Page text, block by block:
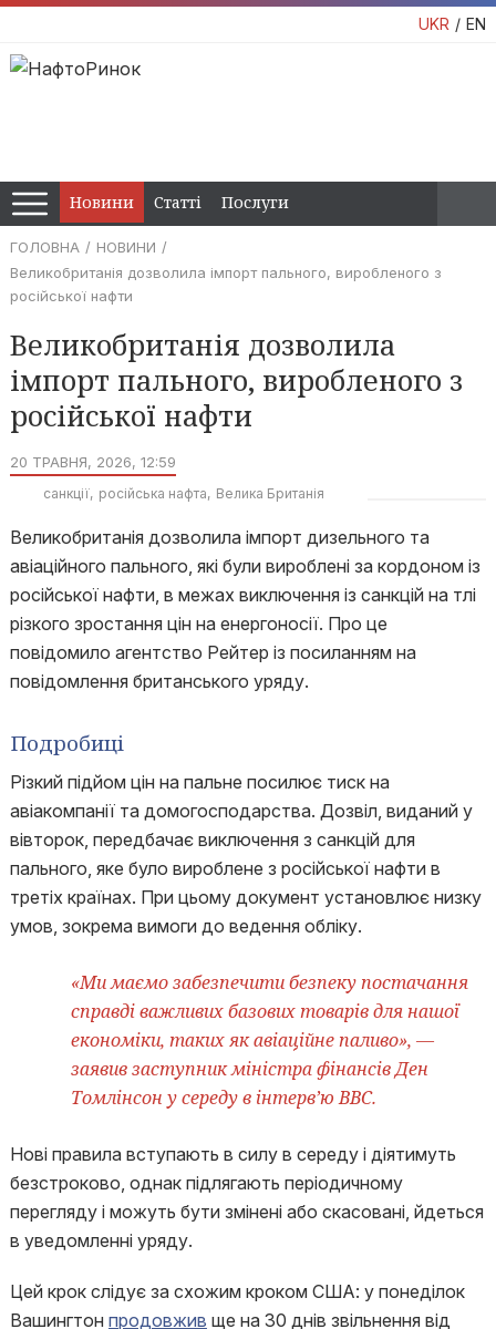
UKR EN
Новини Статті Послуги
ГОЛОВНА
НОВИНИ
Великобританія дозволила імпорт пального, виробленого з
російської нафти
Великобританія дозволила
імпорт пального, виробленого з
російської нафти
20 ТРАВНЯ, 2026, 12:59
санкції російська нафта Велика Британія
Великобританія дозволила імпорт дизельного та
авіаційного пального, які були вироблені за кордоном із
російської нафти, в межах виключення із санкцій на тлі
різкого зростання цін на енергоносії. Про це
повідомило агентство Рейтер із посиланням на
повідомлення британського уряду.
Подробиці
Різкий підйом цін на пальне посилює тиск на
авіакомпанії та домогосподарства. Дозвіл, виданий у
вівторок, передбачає виключення з санкцій для
пального, яке було вироблене з російської нафти в
третіх країнах. При цьому документ установлює низку
умов, зокрема вимоги до ведення обліку.
«Ми маємо забезпечити безпеку постачання
справді важливих базових товарів для нашої
економіки, таких як авіаційне паливо», —
заявив заступник міністра фінансів Ден
Томлінсон у середу в інтерв’ю BBC.
Нові правила вступають в силу в середу і діятимуть
безстроково, однак підлягають періодичному
перегляду і можуть бути змінені або скасовані, йдеться
в уведомленні уряду.
Цей крок слідує за схожим кроком США: у понеділок
Вашингтон продовжив ще на 30 днів звільнення від